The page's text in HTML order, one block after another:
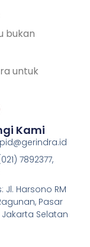
bukan
untuk
Kami
7892377,
Jl. Harsono RM
Pasar
Jakarta Selatan